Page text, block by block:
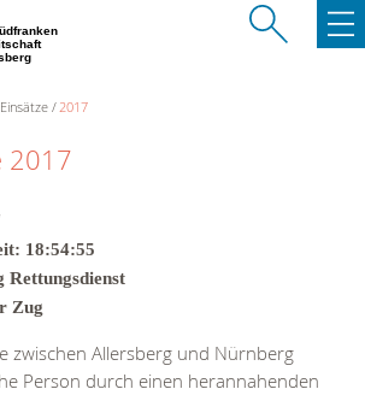
2017
2017
18:54:55
Rettungsdienst
Zug
zwischen Allersberg und Nürnberg
Person durch einen herannahenden